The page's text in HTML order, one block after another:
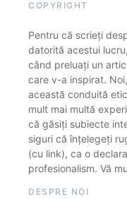
COPYRIGHT
Pentru că scrieți
datorită acestui
când preluați un
care v-a inspirat.
această conduită
mult mai multă
că găsiți subiecte
siguri că înțelegeți
(cu link), ca o
profesionalism. Vă
DESPRE NOI